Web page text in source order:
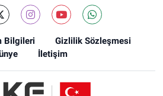
Bilgileri
Gizlilik Sözleşmesi
İletişim